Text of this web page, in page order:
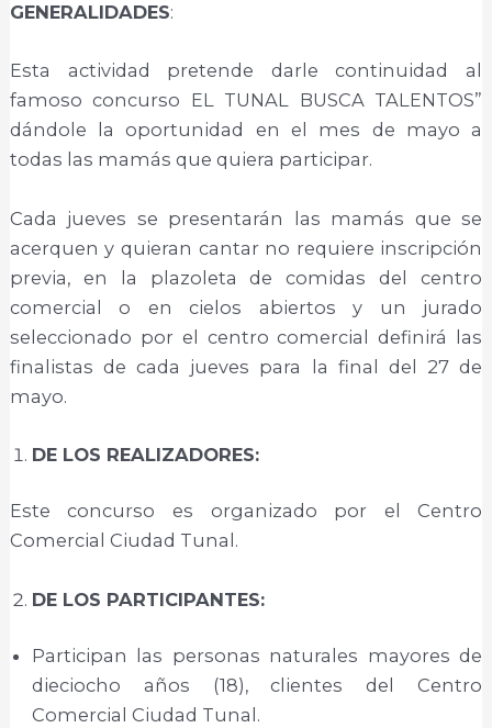
GENERALIDADES:
Esta actividad pretende darle continuidad al
famoso concurso EL TUNAL BUSCA TALENTOS”
dándole la oportunidad en el mes de mayo a
todas las mamás que quiera participar.
Cada jueves se presentarán las mamás que se
acerquen y quieran cantar no requiere inscripción
previa, en la plazoleta de comidas del centro
comercial o en cielos abiertos y un jurado
seleccionado por el centro comercial definirá las
finalistas de cada jueves para la final del 27 de
mayo.
DE LOS REALIZADORES:
Este concurso es organizado por el Centro
Comercial Ciudad Tunal.
DE LOS PARTICIPANTES:
Participan las personas naturales mayores de
dieciocho años (18), clientes del Centro
Comercial Ciudad Tunal.